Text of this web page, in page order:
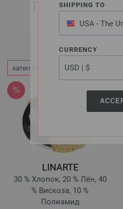
SHIPPING TO
USA - The
of America
CURRENCY
ПРЯЖА
категории Уточнить по
LINARTE
30 % Хлопок, 20 % Лён, 40
% Вискоза, 10 %
Полиамид